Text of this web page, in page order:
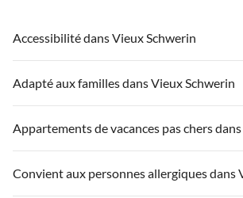
Accessibilité dans Vieux Schwerin
Adapté aux familles dans Vieux Schwerin
Convient aux personnes allergiques dans